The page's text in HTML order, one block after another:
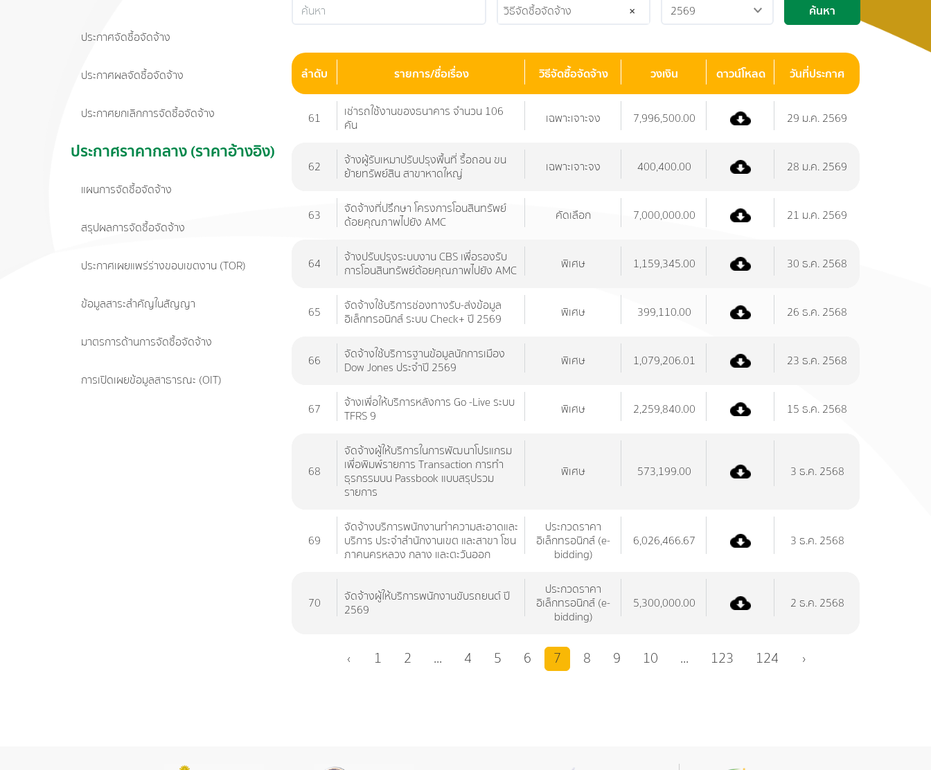
ประกาศจัดซื้อจัดจ้าง
ประกาศผลจัดซื้อจัดจ้าง
ประกาศยกเลิกการจัดซื้อจัดจ้าง
ประกาศราคากลาง (ราคาอ้างอิง)
แผนการจัดซื้อจัดจ้าง
สรุปผลการจัดซื้อจัดจ้าง
ประกาศเผยแพร่ร่างขอบเขตงาน (TOR)
ข้อมูลสาระสำคัญในสัญญา
มาตรการด้านการจัดซื้อจัดจ้าง
การเปิดเผยข้อมูลสาธารณะ (OIT)
×
วิธีจัดซื้อจัดจ้าง ค้นหา
ลำดับ รายการ/ชื่อเรื่อง วิธีจัดซื้อจัดจ้าง วงเงิน ดาวน์โหลด วันที่ประกาศ
61
เช่ารถใช้งานของธนาคาร จำนวน 106
คัน
เฉพาะเจาะจง 7,996,500.00 29 ม.ค. 2569
62
จ้างผู้รับเหมาปรับปรุงพื้นที่ รื้อถอน ขน
ย้ายทรัพย์สิน สาขาหาดใหญ่
เฉพาะเจาะจง 400,400.00 28 ม.ค. 2569
63
จัดจ้างที่ปรึกษา โครงการโอนสินทรัพย์
ด้อยคุณภาพไปยัง AMC
คัดเลือก 7,000,000.00 21 ม.ค. 2569
64
จ้างปรับปรุงระบบงาน CBS เพื่อรองรับ
การโอนสินทรัพย์ด้อยคุณภาพไปยัง AMC
พิเศษ 1,159,345.00 30 ธ.ค. 2568
65
จัดจ้างใช้บริการช่องทางรับ-ส่งข้อมูล
อิเล็กทรอนิกส์ ระบบ Check+ ปี 2569
พิเศษ 399,110.00 26 ธ.ค. 2568
66
จัดจ้างใช้บริการฐานข้อมูลนักการเมือง
Dow Jones ประจำปี 2569
พิเศษ 1,079,206.01 23 ธ.ค. 2568
67
จ้างเพื่อให้บริการหลังการ Go -Live ระบบ
TFRS 9
พิเศษ 2,259,840.00 15 ธ.ค. 2568
68
จัดจ้างผู้ให้บริการในการพัฒนาโปรแกรม
เพื่อพิมพ์รายการ Transaction การทำ
ธุรกรรมบน Passbook แบบสรุปรวม
รายการ
พิเศษ 573,199.00 3 ธ.ค. 2568
69
จัดจ้างบริการพนักงานทำความสะอาดและ
บริการ ประจำสำนักงานเขต และสาขา โซน
ภาคนครหลวง กลาง และตะวันออก
ประกวดราคา
อิเล็กทรอนิกส์ (e-
bidding)
6,026,466.67 3 ธ.ค. 2568
70
จัดจ้างผู้ให้บริการพนักงานขับรถยนต์ ปี
2569
ประกวดราคา
อิเล็กทรอนิกส์ (e-
bidding)
5,300,000.00 2 ธ.ค. 2568
‹ 1 2 ... 4 5 6 7 8 9 10 ... 123 124 ›